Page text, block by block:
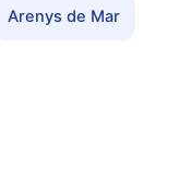
Arenys de Mar